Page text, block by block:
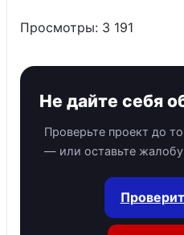
Просмотры: 3 191
Не дайте себя
Проверьте проект до
— или оставьте